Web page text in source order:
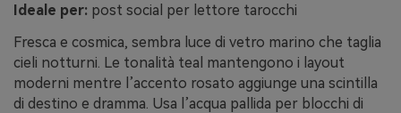
Ideale per: post social per lettore tarocchi
Fresca e cosmica, sembra luce di vetro marino che taglia
cieli notturni. Le tonalità teal mantengono i layout
moderni mentre l’accento rosato aggiunge una scintilla
di destino e dramma. Usa l’acqua pallida per blocchi di